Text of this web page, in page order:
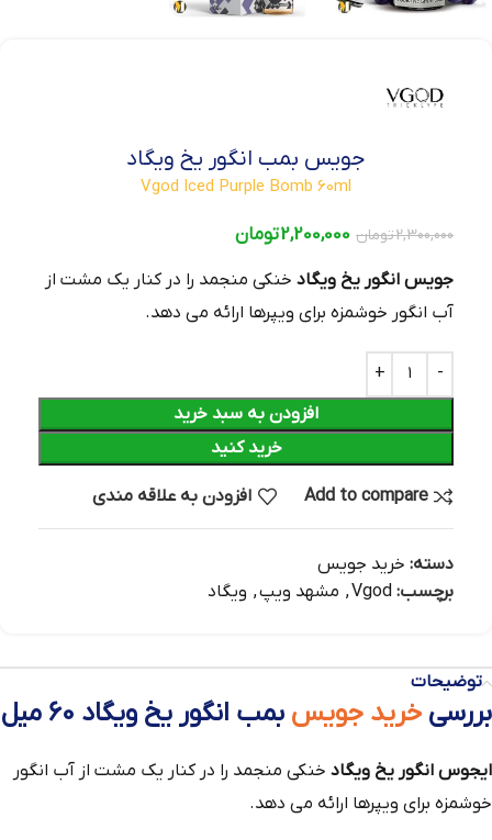
جویس بمب انگور یخ ویگاد
Vgod Iced Purple Bomb 60ml
2,300,000تومان 2,200,000تومان
جویس انگور یخ ویگاد خنکی منجمد را در کنار یک مشت از
آب انگور خوشمزه برای ویپرها ارائه می دهد.
افزودن به سبد خرید
خرید کنید
Add to compare افزودن به علاقه مندی
دسته: خرید جویس
برچسب: Vgod
, مشهد ویپ, ویگاد
توضیحات
بررسی خرید جویس بمب انگور یخ ویگاد 60 میل
ایجوس انگور یخ ویگاد خنکی منجمد را در کنار یک مشت از آب انگور
خوشمزه برای ویپرها ارائه می دهد.